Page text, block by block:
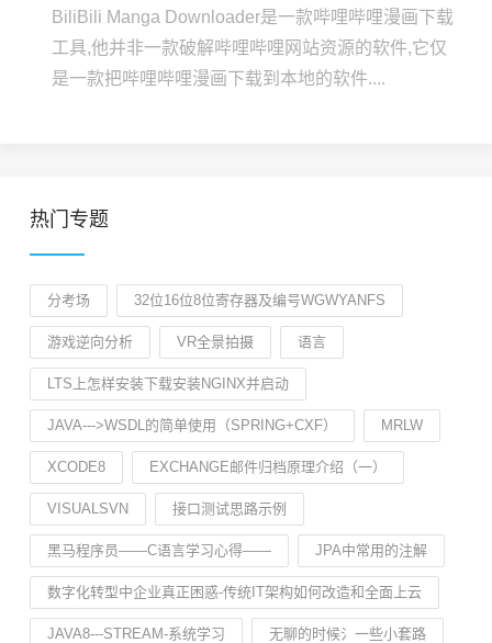
BiliBili Manga Downloader是一款哔哩哔哩漫画下载
工具,他并非一款破解哔哩哔哩网站资源的软件,它仅
是一款把哔哩哔哩漫画下载到本地的软件....
热门专题
分考场 32位16位8位寄存器及编号WGWYANFS
游戏逆向分析 VR全景拍摄 语言
LTS上怎样安装下载安装NGINX并启动
JAVA--->WSDL的简单使用（SPRING+CXF） MRLW
XCODE8 EXCHANGE邮件归档原理介绍（一）
VISUALSVN 接口测试思路示例
黑马程序员——C语言学习心得—— JPA中常用的注解
数字化转型中企业真正困惑-传统IT架构如何改造和全面上云
JAVA8---STREAM-系统学习 无聊的时候氵一些小套路